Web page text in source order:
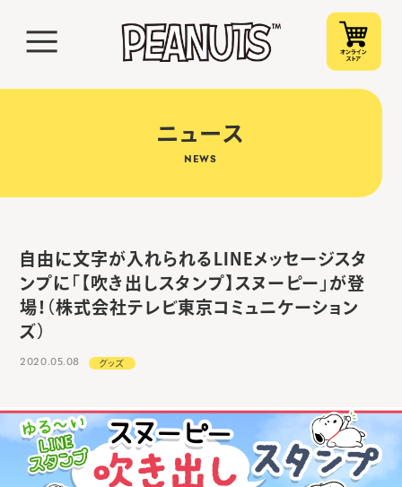
ニュース
NEWS
自由に文字が入れられるLINEメッセージスタ
ンプに「【吹き出しスタンプ】スヌーピー」が登
場！（株式会社テレビ東京コミュニケーション
ズ）
2020.05.08 グッズ